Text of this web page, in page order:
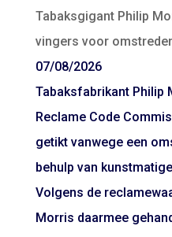
Tabaksgigant Philip
vingers voor
07/08/2026
Tabaksfabrikant Philip
Reclame Code
getikt vanwege een
behulp van
Volgens de
Morris daarmee